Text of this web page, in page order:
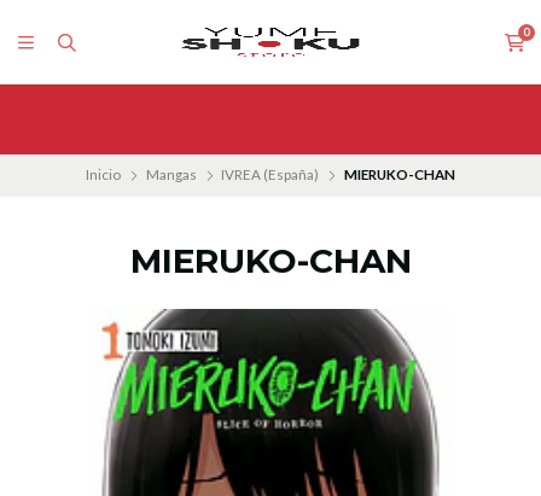
0
Inicio Mangas IVREA (España) MIERUKO-CHAN
MIERUKO-CHAN